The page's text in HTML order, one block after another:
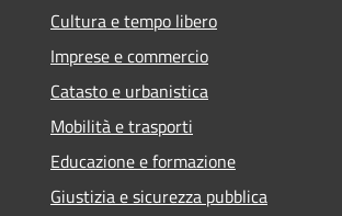
Cultura e tempo libero
Imprese e commercio
Catasto e urbanistica
Mobilità e trasporti
Educazione e formazione
Giustizia e sicurezza pubblica